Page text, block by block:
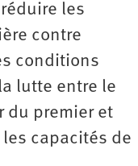
les
contre
conditions
lutte entre le
du premier et
capacités de